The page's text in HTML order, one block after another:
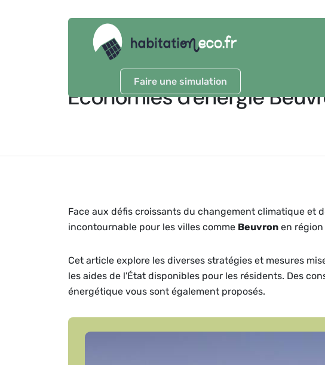
Faire une simulation
Économies d'énergie
Face aux défis croissants du changement climatique et
incontournable pour les villes comme Beuvron en région
Cet article explore les diverses stratégies et mesures
les aides de l'État disponibles pour les résidents. Des
énergétique vous sont également proposés.